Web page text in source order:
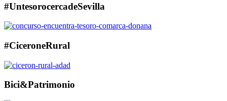
#UntesorocercadeSevilla
#CiceroneRural
Bici&Patrimonio